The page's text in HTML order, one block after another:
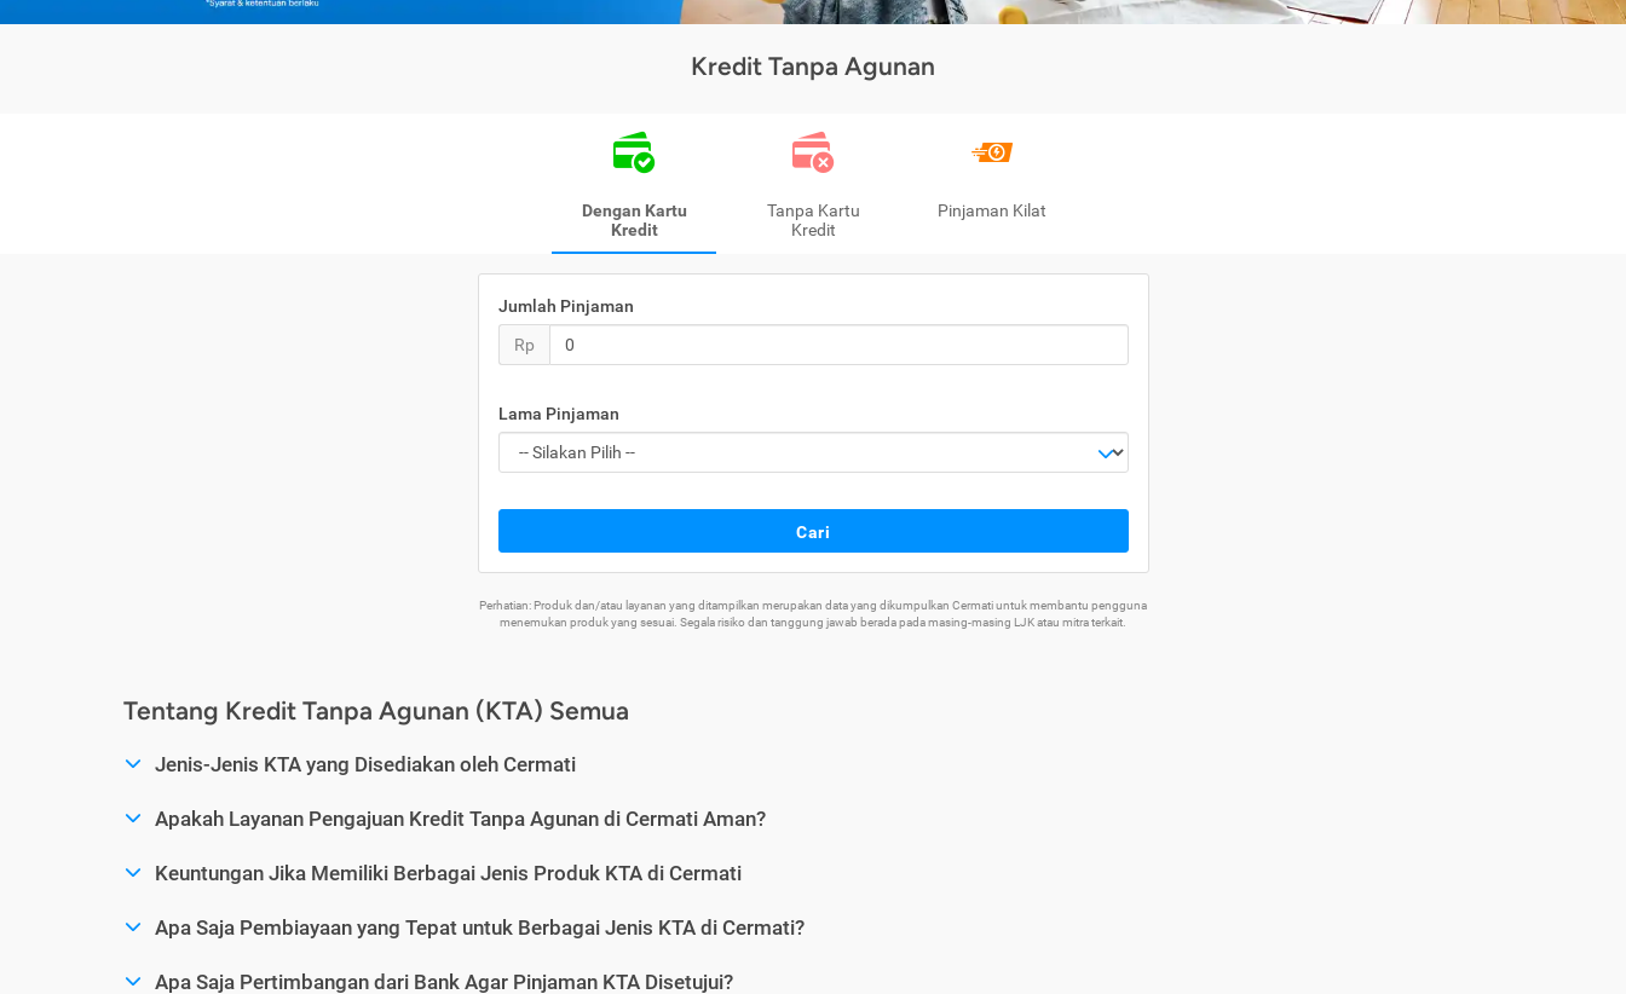
Kredit Tanpa Agunan
Dengan Kartu
Kredit
Tanpa Kartu
Kredit
Pinjaman Kilat
Jumlah Pinjaman
Rp
Lama Pinjaman
Cari
Perhatian: Produk dan/atau layanan yang ditampilkan merupakan data yang dikumpulkan Cermati untuk membantu pengguna
menemukan produk yang sesuai. Segala risiko dan tanggung jawab berada pada masing-masing LJK atau mitra terkait.
Tentang Kredit Tanpa Agunan (KTA) Semua
Jenis-Jenis KTA yang Disediakan oleh Cermati
Apakah Layanan Pengajuan Kredit Tanpa Agunan di Cermati Aman?
Keuntungan Jika Memiliki Berbagai Jenis Produk KTA di Cermati
Apa Saja Pembiayaan yang Tepat untuk Berbagai Jenis KTA di Cermati?
Apa Saja Pertimbangan dari Bank Agar Pinjaman KTA Disetujui?